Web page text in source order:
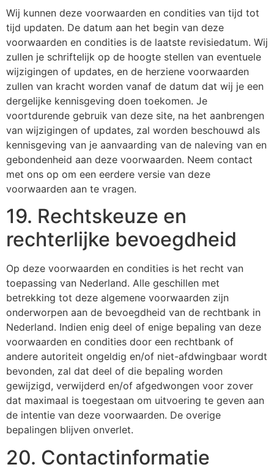
Wij kunnen deze voorwaarden en condities van tijd tot
tijd updaten. De datum aan het begin van deze
voorwaarden en condities is de laatste revisiedatum. Wij
zullen je schriftelijk op de hoogte stellen van eventuele
wijzigingen of updates, en de herziene voorwaarden
zullen van kracht worden vanaf de datum dat wij je een
dergelijke kennisgeving doen toekomen. Je
voortdurende gebruik van deze site, na het aanbrengen
van wijzigingen of updates, zal worden beschouwd als
kennisgeving van je aanvaarding van de naleving van en
gebondenheid aan deze voorwaarden. Neem contact
met ons op om een eerdere versie van deze
voorwaarden aan te vragen.
19. Rechtskeuze en
rechterlijke bevoegdheid
Op deze voorwaarden en condities is het recht van
toepassing van Nederland. Alle geschillen met
betrekking tot deze algemene voorwaarden zijn
onderworpen aan de bevoegdheid van de rechtbank in
Nederland. Indien enig deel of enige bepaling van deze
voorwaarden en condities door een rechtbank of
andere autoriteit ongeldig en/of niet-afdwingbaar wordt
bevonden, zal dat deel of die bepaling worden
gewijzigd, verwijderd en/of afgedwongen voor zover
dat maximaal is toegestaan om uitvoering te geven aan
de intentie van deze voorwaarden. De overige
bepalingen blijven onverlet.
20. Contactinformatie